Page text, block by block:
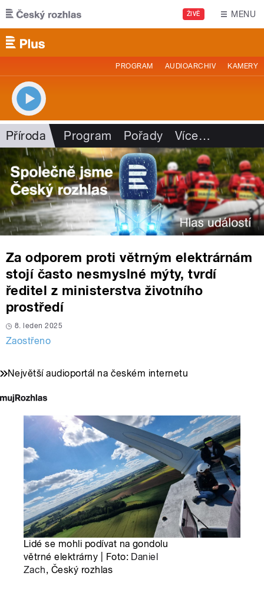
Přejít k hlavnímu obsahu
ŽIVĚ MENU
PROGRAM AUDIOARCHIV KAMERY
Příroda Program Pořady Více…
Za odporem proti větrným elektrárnám
stojí často nesmyslné mýty, tvrdí
ředitel z ministerstva životního
prostředí
8. leden 2025
Zaostřeno
Největší audioportál na českém internetu
Lidé se mohli podívat na gondolu
větrné elektrárny | Foto: Daniel
Zach, Český rozhlas